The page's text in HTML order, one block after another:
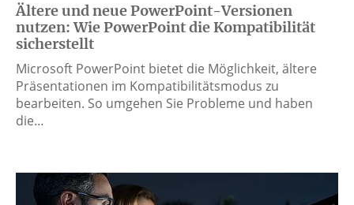
Ältere und neue PowerPoint-Versionen
nutzen: Wie PowerPoint die Kompatibilität
sicherstellt
Microsoft PowerPoint bietet die Möglichkeit, ältere
Präsentationen im Kompatibilitätsmodus zu
bearbeiten. So umgehen Sie Probleme und haben
die…